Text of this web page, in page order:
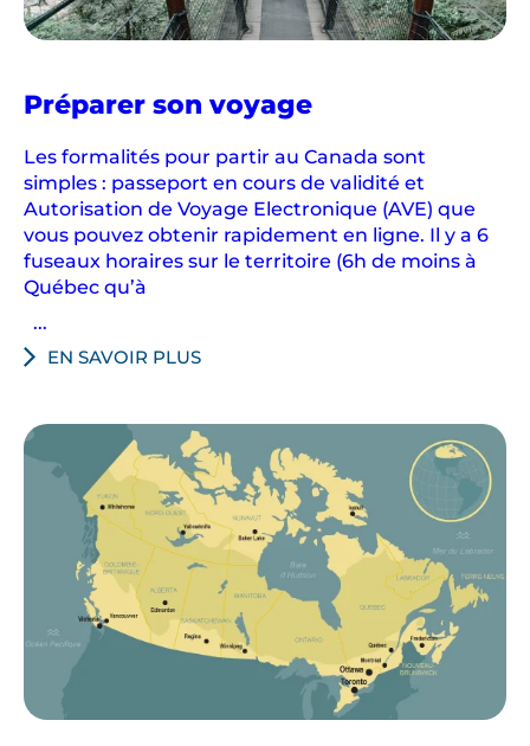
Préparer son voyageau
Les formalités pour partir au Canada sont
simples : passeport en cours de validité et
Autorisation de Voyage Electronique (AVE) que
vous pouvez obtenir rapidement en ligne. Il y a 6
fuseaux horaires sur le territoire (6h de moins à
Québec qu’à
...
EN SAVOIR PLUS